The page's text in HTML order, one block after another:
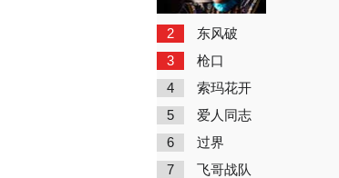
2 东风破
3 枪口
4 索玛花开
5 爱人同志
6 过界
7 飞哥战队